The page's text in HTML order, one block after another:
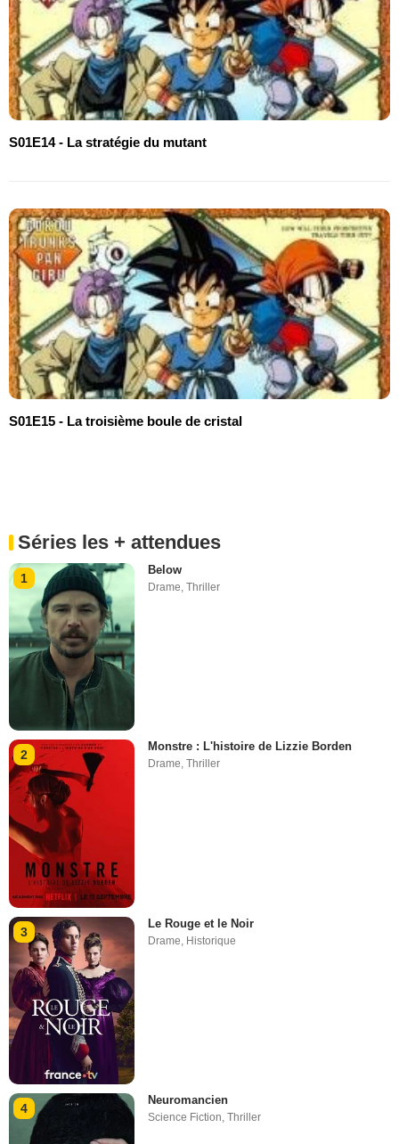
S01E14 - La stratégie du mutant
S01E15 - La troisième boule de cristal
Séries les + attendues
1
Below
Drame,Thriller
2
Monstre : L'histoire de Lizzie Borden
Drame,Thriller
3
Le Rouge et le Noir
Drame Historique
4
Neuromancien
Science Fiction,Thriller